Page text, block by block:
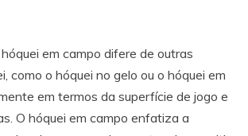
em campo difere de outras
como o hóquei no gelo ou o hóquei em
em termos da superfície de jogo e
O hóquei em campo enfatiza a